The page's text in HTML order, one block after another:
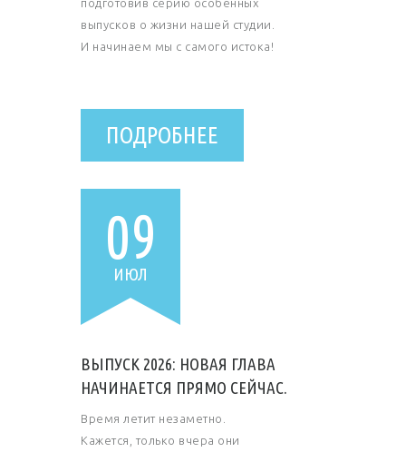
подготовив серию особенных
выпусков о жизни нашей студии.
И начинаем мы с самого истока!
ПОДРОБНЕЕ
09
ИЮЛ
ВЫПУСК 2026: НОВАЯ ГЛАВА
НАЧИНАЕТСЯ ПРЯМО СЕЙЧАС.
Время летит незаметно.
Кажется, только вчера они